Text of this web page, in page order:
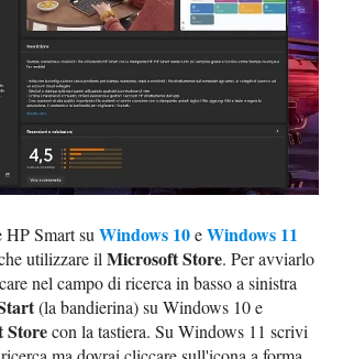
HP Smart suWindows 10eWindows 11
utilizzare ilMicrosoft Store. Per avviarlo
nel campo di ricerca in basso a sinistra
(la bandierina) su Windows 10 e
Storecon la tastiera. Su Windows 11 scrivi